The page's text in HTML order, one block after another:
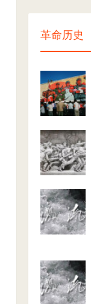
革命历史